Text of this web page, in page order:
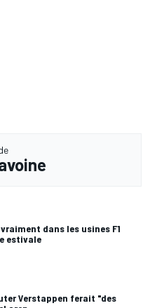
dans les usines F1
estivale
Verstappen ferait "des